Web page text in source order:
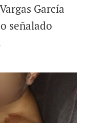
García
señalado